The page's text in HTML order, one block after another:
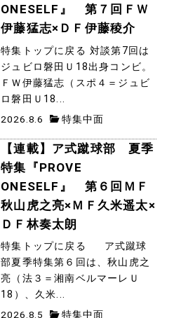
ONESELF』 第７回ＦＷ
伊藤猛志×ＤＦ伊藤稜介
特集トップに戻る 対談第7回は
ジュビロ磐田Ｕ18出身コンビ。
ＦＷ伊藤猛志（スポ４＝ジュビ
ロ磐田Ｕ18...
2026.8.6 特集中面
【連載】ア式蹴球部 夏季
特集『PROVE
ONESELF』 第６回ＭＦ
秋山虎之亮×ＭＦ久米遥太×
ＤＦ林奏太朗
特集トップに戻る ア式蹴球
部夏季特集第６回は、秋山虎之
亮（法３＝湘南ベルマーレＵ
18）、久米...
2026.8.5 特集中面